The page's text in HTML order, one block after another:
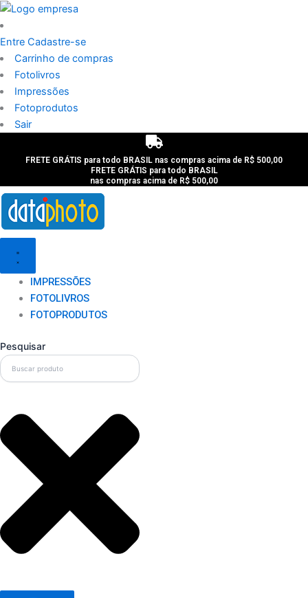
Entre Cadastre-se
Carrinho de compras
Fotolivros
Impressões
Fotoprodutos
Sair
Ir
para
o
conteúdo
FRETE GRÁTIS para todo BRASIL nas compras acima de R$ 500,00
FRETE GRÁTIS para todo BRASIL
nas compras acima de R$ 500,00
IMPRESSÕES
FOTOLIVROS
FOTOPRODUTOS
Pesquisar